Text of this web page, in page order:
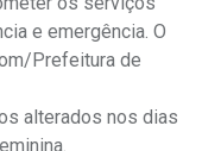
e emergência. O
Prefeitura de
alterados nos dias